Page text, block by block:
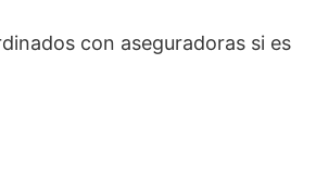
con aseguradoras si es